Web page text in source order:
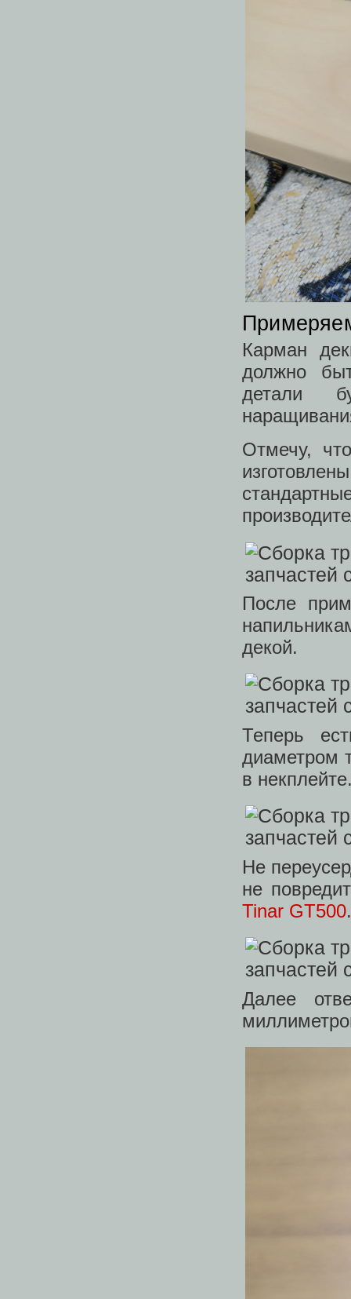
Карман
должно
детали
Отмечу,
После
декой.
Теперь
диаметром
в
Не
не
Tinar GT500.
Далее